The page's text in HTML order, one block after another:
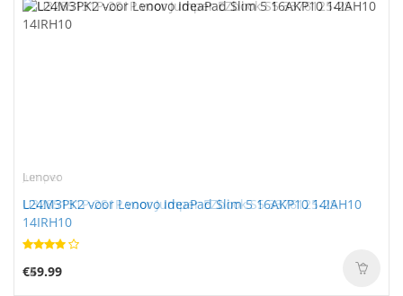
Lenovo
L24M3PK2 voor Lenovo IdeaPad Slim 5 16AKP10 14IAH10
14IRH10
€59.99